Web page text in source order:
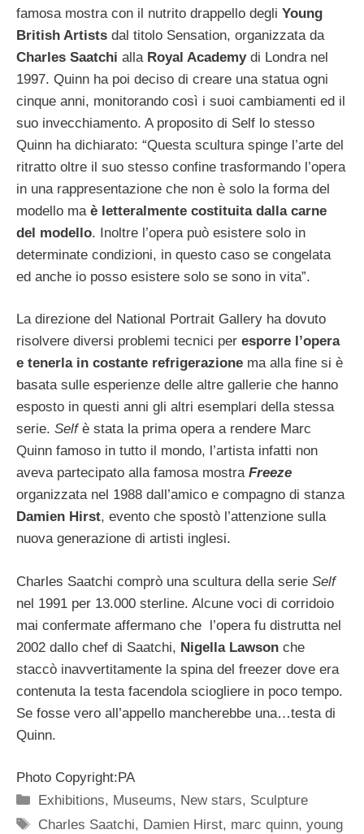
famosa mostra con il nutrito drappello degli Young
British Artists dal titolo Sensation, organizzata da
Charles Saatchi alla Royal Academy di Londra nel
1997. Quinn ha poi deciso di creare una statua ogni
cinque anni, monitorando così i suoi cambiamenti ed il
suo invecchiamento. A proposito di Self lo stesso
Quinn ha dichiarato: “Questa scultura spinge l’arte del
ritratto oltre il suo stesso confine trasformando l’opera
in una rappresentazione che non è solo la forma del
modello ma è letteralmente costituita dalla carne
del modello. Inoltre l’opera può esistere solo in
determinate condizioni, in questo caso se congelata
ed anche io posso esistere solo se sono in vita”.
La direzione del National Portrait Gallery ha dovuto
risolvere diversi problemi tecnici per esporre l’opera
e tenerla in costante refrigerazione ma alla fine si è
basata sulle esperienze delle altre gallerie che hanno
esposto in questi anni gli altri esemplari della stessa
serie. Self è stata la prima opera a rendere Marc
Quinn famoso in tutto il mondo, l’artista infatti non
aveva partecipato alla famosa mostra Freeze
organizzata nel 1988 dall’amico e compagno di stanza
Damien Hirst, evento che spostò l’attenzione sulla
nuova generazione di artisti inglesi.
Charles Saatchi comprò una scultura della serie Self
nel 1991 per 13.000 sterline. Alcune voci di corridoio
mai confermate affermano che l’opera fu distrutta nel
2002 dallo chef di Saatchi, Nigella Lawson che
staccò inavvertitamente la spina del freezer dove era
contenuta la testa facendola sciogliere in poco tempo.
Se fosse vero all’appello mancherebbe una…testa di
Quinn.
Photo Copyright:PA
Categorie
Exhibitions, Museums, New stars, Sculpture
Tag
Charles Saatchi, Damien Hirst, marc quinn,young